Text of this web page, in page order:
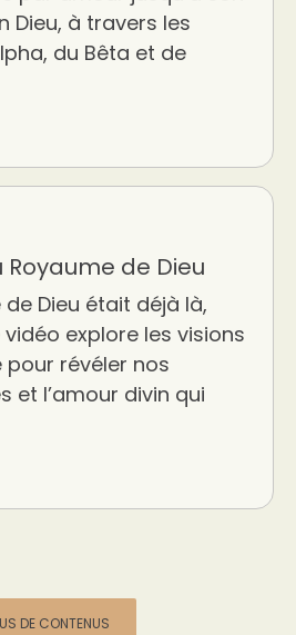
Dieu, à travers les
du Bêta et de
de Dieu
Dieu était déjà là,
explore les visions
pour révéler nos
et l’amour divin qui
DE CONTENUS